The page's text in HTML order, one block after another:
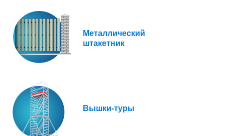
Металлический
штакетник
Вышки-туры